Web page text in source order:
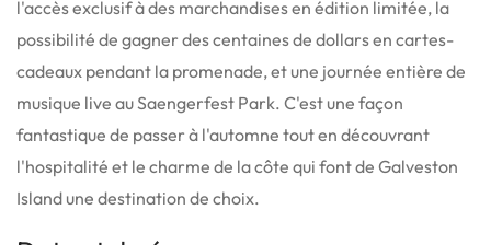
l'accès exclusif à des marchandises en édition limitée, la
possibilité de gagner des centaines de dollars en cartes-
cadeaux pendant la promenade, et une journée entière de
musique live au Saengerfest Park. C'est une façon
fantastique de passer à l'automne tout en découvrant
l'hospitalité et le charme de la côte qui font de Galveston
Island une destination de choix.